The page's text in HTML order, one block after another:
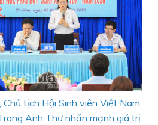
tịch Hội Sinh viên Việt Nam
Anh Thư nhấn mạnh giá trị